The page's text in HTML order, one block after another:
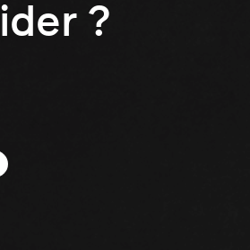
?